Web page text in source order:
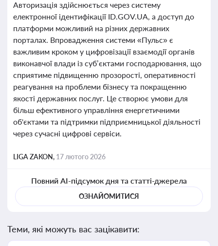
Авторизація здійснюється через систему
електронної ідентифікації ID.GOV.UA, а доступ до
платформи можливий на різних державних
порталах. Впровадження системи «Пульс» є
важливим кроком у цифровізації взаємодії органів
виконавчої влади із суб’єктами господарювання, що
сприятиме підвищенню прозорості, оперативності
реагування на проблеми бізнесу та покращенню
якості державних послуг. Це створює умови для
більш ефективного управління енергетичними
об'єктами та підтримки підприємницької діяльності
через сучасні цифрові сервіси.
LIGA ZAKON, 17 лютого 2026
Повний AI-підсумок дня та статті-джерела
ОЗНАЙОМИТИСЯ
Теми, які можуть вас зацікавити: